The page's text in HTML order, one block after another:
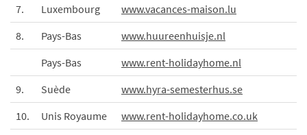
7.
Luxembourg
www.vacances-maison.lu
8.
Pays-Bas
www.huureenhuisje.nl
Pays-Bas
www.rent-holidayhome.nl
9.
Suède
www.hyra-semesterhus.se
10.
Unis Royaume
www.rent-holidayhome.co.uk